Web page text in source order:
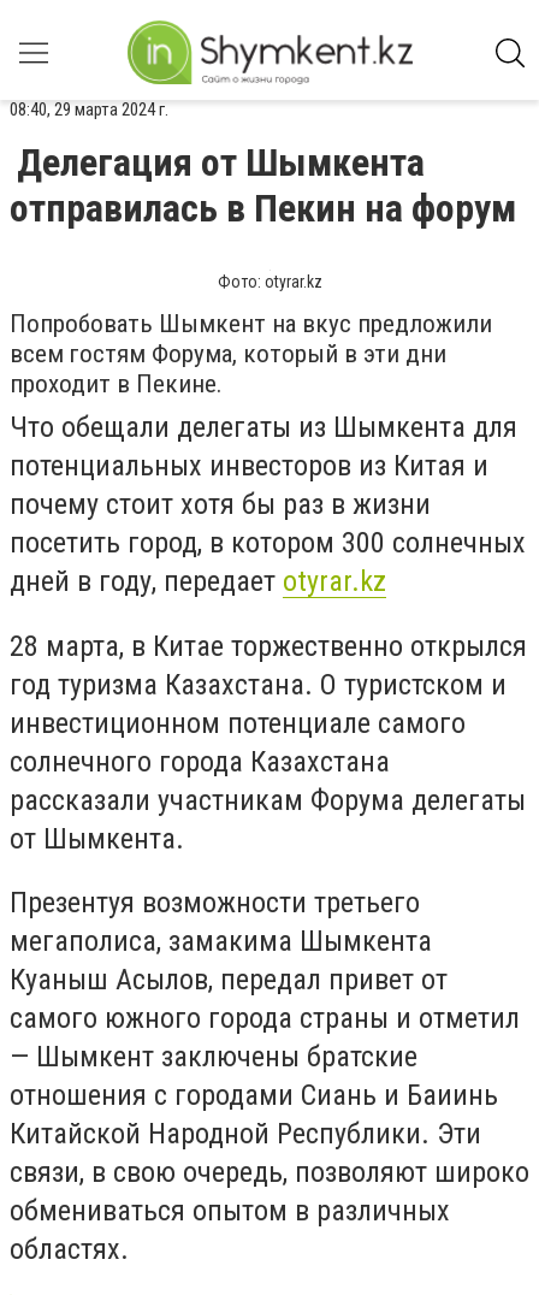
08:40, 29 марта 2024 г.
Делегация от Шымкента
отправилась в Пекин на форум
Фото: otyrar.kz
Попробовать Шымкент на вкус предложили
всем гостям Форума, который в эти дни
проходит в Пекине.
Что обещали делегаты из Шымкента для
потенциальных инвесторов из Китая и
почему стоит хотя бы раз в жизни
посетить город, в котором 300 солнечных
дней в году, передает otyrar.kz
28 марта, в Китае торжественно открылся
год туризма Казахстана. О туристском и
инвестиционном потенциале самого
солнечного города Казахстана
рассказали участникам Форума делегаты
от Шымкента.
Презентуя возможности третьего
мегаполиса, замакима Шымкента
Куаныш Асылов, передал привет от
самого южного города страны и отметил
— Шымкент заключены братские
отношения с городами Сиань и Баиинь
Китайской Народной Республики. Эти
связи, в свою очередь, позволяют широко
обмениваться опытом в различных
областях.